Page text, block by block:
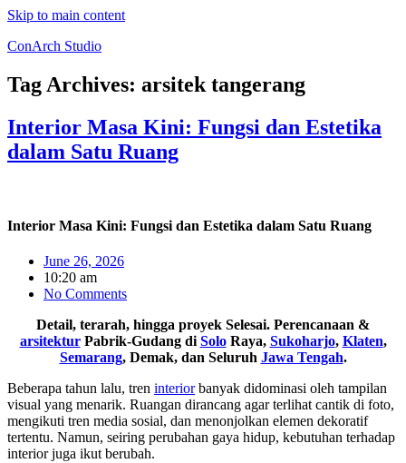
Skip to main content
ConArch Studio
Tag Archives: arsitek tangerang
Interior Masa Kini: Fungsi dan Estetika
dalam Satu Ruang
Interior Masa Kini: Fungsi dan Estetika dalam Satu Ruang
June 26, 2026
10:20 am
No Comments
Detail, terarah, hingga proyek Selesai. Perencanaan &
arsitekturPabrik-Gudang di SoloRaya, Sukoharjo, Klaten,
Semarang, Demak, dan Seluruh Jawa Tengah.
Beberapa tahun lalu, tren interiorbanyak didominasi oleh tampilan
visual yang menarik. Ruangan dirancang agar terlihat cantik di foto,
mengikuti tren media sosial, dan menonjolkan elemen dekoratif
tertentu. Namun, seiring perubahan gaya hidup, kebutuhan terhadap
interior juga ikut berubah.